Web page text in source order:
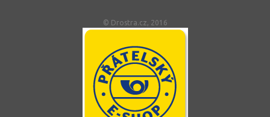
© Drostra.cz, 2016